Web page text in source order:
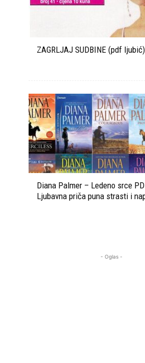
ZAGRLJAJ SUDBINE (pdf ljubić)
Diana Palmer – Ledeno srce
Ljubavna priča puna strasti i
- Oglas -